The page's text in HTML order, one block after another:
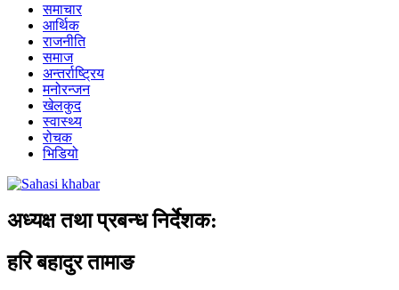
समाचार
आर्थिक
राजनीति
समाज
अन्तर्राष्ट्रिय
मनोरन्जन
खेलकुद
स्वास्थ्य
रोचक
भिडियो
अध्यक्ष तथा प्रबन्ध निर्देशक:
हरि बहादुर तामाङ